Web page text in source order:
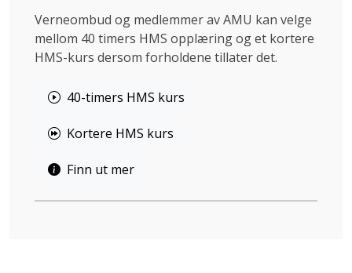
Verneombud og medlemmer av AMU kan velge
mellom 40 timers HMS opplæring og et kortere
HMS-kurs dersom forholdene tillater det.
40-timers HMS kurs
Kortere HMS kurs
Finn ut mer